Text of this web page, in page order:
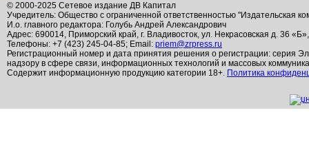
© 2000-2025 Сетевое издание ДВ Капитал
Учредитель: Общество с ограниченной ответственностью "Издательская
И.о. главного редактора: Голубь Андрей Александрович
Адрес: 690014, Приморский край, г. Владивосток, ул. Некрасовская д. 36
Телефоны: +7 (423) 245-04-85; Email: priem@zrpress.ru
Регистрационный номер и дата принятия решения о регистрации: серия
надзору в сфере связи, информационных технологий и массовых
Содержит информационную продукцию категории 18+. Политика